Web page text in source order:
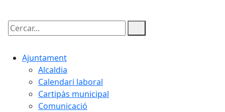
Cercar:
Ajuntament
Alcaldia
Calendari laboral
Cartipàs municipal
Comunicació